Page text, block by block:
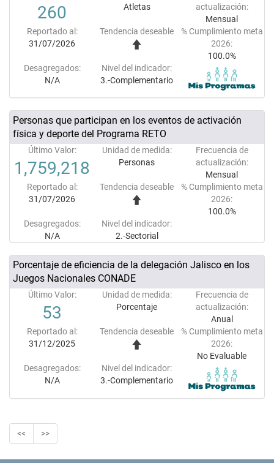
260
Atletas
actualización:
Mensual
Reportado al:
31/07/2026
Tendencia deseable
% Cumplimiento meta
2026:
100.0%
Desagregados:
N/A
Nivel del indicador:
3.-Complementario
Personas que participan en los eventos de activación
física y deporte del Programa RETO
Último Valor:
1,759,218
Unidad de medida:
Personas
Frecuencia de
actualización:
Mensual
Reportado al:
31/07/2026
Tendencia deseable
% Cumplimiento meta
2026:
100.0%
Desagregados:
N/A
Nivel del indicador:
2.-Sectorial
Porcentaje de eficiencia de la delegación Jalisco en los
Juegos Nacionales CONADE
Último Valor:
53
Unidad de medida:
Porcentaje
Frecuencia de
actualización:
Anual
Reportado al:
31/12/2025
Tendencia deseable
% Cumplimiento meta
2026:
No Evaluable
Desagregados:
N/A
Nivel del indicador:
3.-Complementario
<< >>